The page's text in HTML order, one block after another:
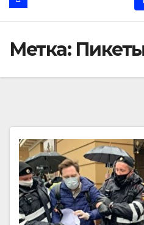
Метка: